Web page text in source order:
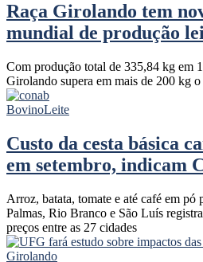
Raça Girolando tem
mundial de produção
Com produção total de 335,84 kg em
Girolando supera em mais de 200 kg
BovinoLeite
Custo da cesta básica
em setembro, indicam
Arroz, batata, tomate e até café em pó
Palmas, Rio Branco e São Luís
preços entre as 27 cidades